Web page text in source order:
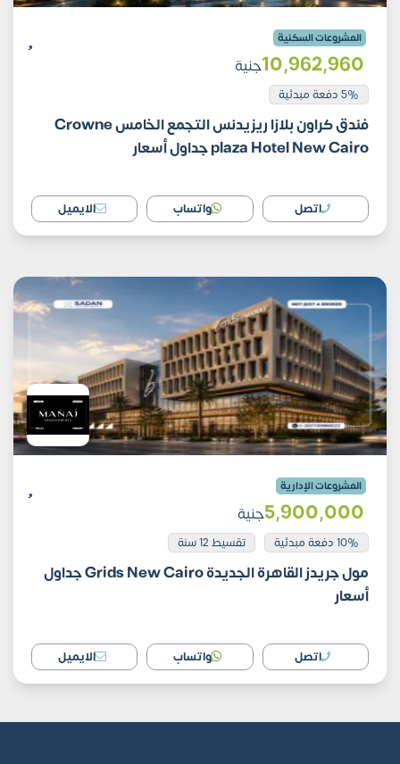
المشروعات السكنية
10٬962٬960جنية
5% دفعة مبدئية
فندق كراون بلازا ريزيدنس التجمع الخامس Crowne
plaza Hotel New Cairo جداول أسعار
اتصل واتساب الايميل
المشروعات الإدارية
5٬900٬000جنية
10% دفعة مبدئية تقسيط 12 سنة
مول جريدز القاهرة الجديدة Grids New Cairo جداول
أسعار
اتصل واتساب الايميل